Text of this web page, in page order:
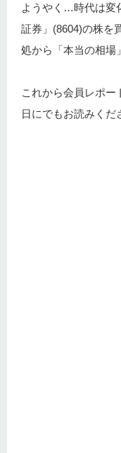
ようやく…時代は変
証券」(8604)の株を
処から「本当の相場
これから会員レポー
日にでもお読みくだ